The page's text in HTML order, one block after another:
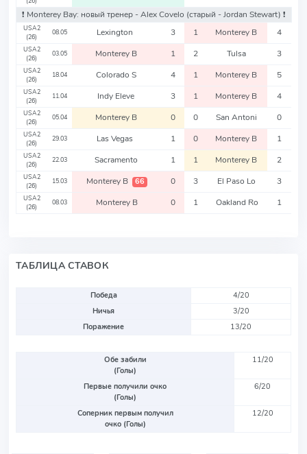
❗️ Monterey Bay: новый тренер - Alex Covelo (старый - Jordan Stewart) ❗️
USA2
(26)
08.05 Lexington 3 1 Monterey B 4
USA2
(26)
03.05 Monterey B 1 2 Tulsa 3
USA2
(26)
18.04 Colorado S 4 1 Monterey B 5
USA2
(26)
11.04 Indy Eleve 3 1 Monterey B 4
USA2
(26)
05.04 Monterey B 0 0 San Antoni 0
USA2
(26)
29.03 Las Vegas 1 0 Monterey B 1
USA2
(26)
22.03 Sacramento 1 1 Monterey B 2
USA2
(26)
15.03 Monterey B 66 0 3 El Paso Lo 3
USA2
(26)
08.03 Monterey B 0 1 Oakland Ro 1
ТАБЛИЦА СТАВОК
Победа
4/20
Ничья
3/20
Поражение
13/20
Обе забили
(Голы)
11/20
Первые получили очко
(Голы)
6/20
Соперник первым получил
очко (Голы)
12/20